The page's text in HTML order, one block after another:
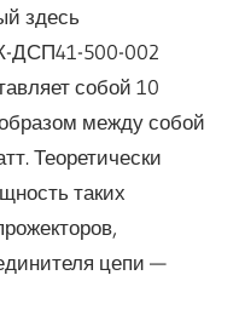
здесь
ДСП41-500-002
собой 10
между собой
Теоретически
таких
цепи —